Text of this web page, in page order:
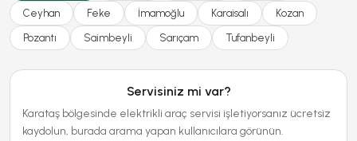
Ceyhan Feke İmamoğlu Karaisalı Kozan
Pozantı Saimbeyli Sarıçam Tufanbeyli
Servisiniz mi var?
Karataş bölgesinde elektrikli araç servisi işletiyorsanız ücretsiz
kaydolun, burada arama yapan kullanıcılara görünün.